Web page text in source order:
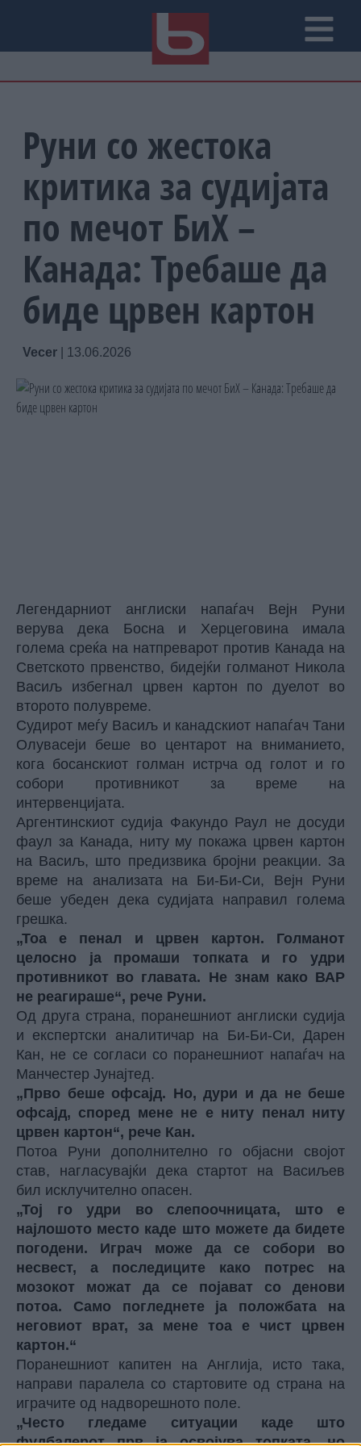
Руни со жестока
критика за судијата
по мечот БиХ –
Канада: Требаше да
биде црвен картон
Vecer 13.06.2026
Легендарниот англиски напаѓач Вејн Руни
верува дека Босна и Херцеговина имала
голема среќа на натпреварот против Канада на
Светското првенство, бидејќи голманот Никола
Васиљ избегнал црвен картон по дуелот во
второто полувреме.
Судирот меѓу Васиљ и канадскиот напаѓач Тани
Олувасеји беше во центарот на вниманието,
кога босанскиот голман истрча од голот и го
собори противникот за време на
интервенцијата.
Аргентинскиот судија Факундо Раул не досуди
фаул за Канада, ниту му покажа црвен картон
на Васиљ, што предизвика бројни реакции. За
време на анализата на Би-Би-Си, Вејн Руни
беше убеден дека судијата направил голема
грешка.
„Тоа е пенал и црвен картон. Голманот
целосно ја промаши топката и го удри
противникот во главата. Не знам како ВАР
не реагираше“, рече Руни.
Од друга страна, поранешниот англиски судија
и експертски аналитичар на Би-Би-Си, Дарен
Кан, не се согласи со поранешниот напаѓач на
Манчестер Јунајтед.
„Прво беше офсајд. Но, дури и да не беше
офсајд, според мене не е ниту пенал ниту
црвен картон“, рече Кан.
Потоа Руни дополнително го објасни својот
став, нагласувајќи дека стартот на Васиљев
бил исклучително опасен.
„Тој го удри во слепоочницата, што е
најлошото место каде што можете да бидете
погодени. Играч може да се собори во
несвест, а последиците како потрес на
мозокот можат да се појават со денови
потоа. Само погледнете ја положбата на
неговиот врат, за мене тоа е чист црвен
картон.“
Поранешниот капитен на Англија, исто така,
направи паралела со стартовите од страна на
играчите од надворешното поле.
„Често гледаме ситуации каде што
фудбалерот прв ја освојува топката, но